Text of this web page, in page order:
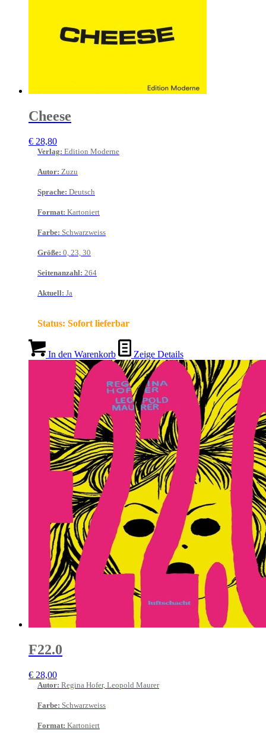
Cheese
€ 28,80
Verlag: Edition Moderne
Autor: Zuzu
Sprache: Deutsch
Format: Kartoniert
Farbe: Schwarzweiss
Größe: 0, 23, 30
Seitenanzahl: 264
Aktuell: Ja
Status: Sofort lieferbar
In den Warenkorb Zeige Details
F22.0
€ 28,00
Autor: Regina Hofer, Leopold Maurer
Farbe: Schwarzweiss
Format: Kartoniert